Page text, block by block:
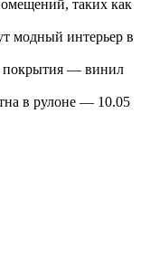
таких как
модный интерьер в
покрытия — винил
в рулоне — 10.05